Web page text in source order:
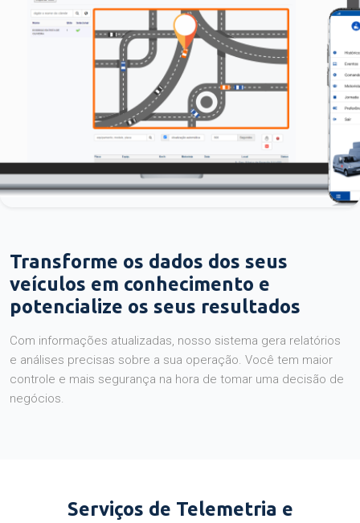
Transforme os dados dos seus
veículos em conhecimento e
potencialize os seus resultados
Com informações atualizadas, nosso sistema gera relatórios
e análises precisas sobre a sua operação. Você tem maior
controle e mais segurança na hora de tomar uma decisão de
negócios.
Serviços de Telemetria e